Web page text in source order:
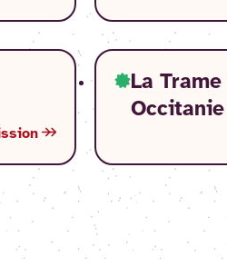
La
Occitanie